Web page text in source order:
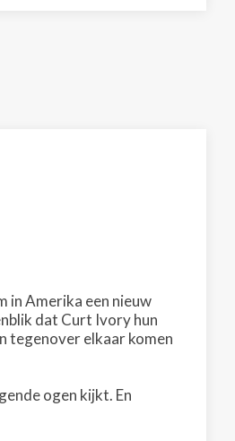
in Amerika een nieuw
dat Curt Ivory hun
tegenover elkaar komen
ogen kijkt. En